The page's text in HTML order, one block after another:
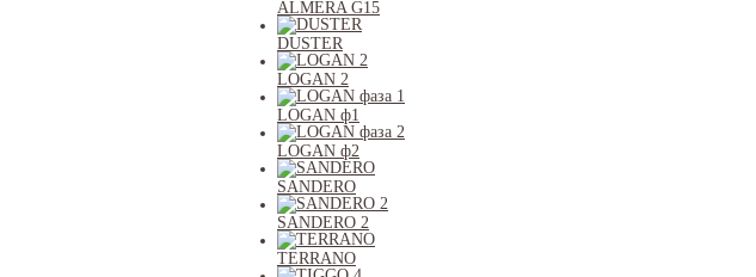
ALMERA G15
DUSTER
LOGAN 2
LOGAN ф1
LOGAN ф2
SANDERO
SANDERO 2
TERRANO